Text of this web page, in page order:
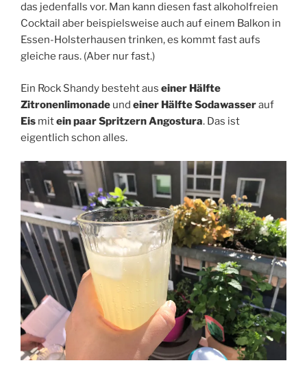
das jedenfalls vor. Man kann diesen fast alkoholfreien
Cocktail aber beispielsweise auch auf einem Balkon in
Essen-Holsterhausen trinken, es kommt fast aufs
gleiche raus. (Aber nur fast.)
Ein Rock Shandy besteht aus einer Hälfte
Zitronenlimonade und einer Hälfte Sodawasserauf
Eis mitein paar Spritzern Angostura. Das ist
eigentlich schon alles.